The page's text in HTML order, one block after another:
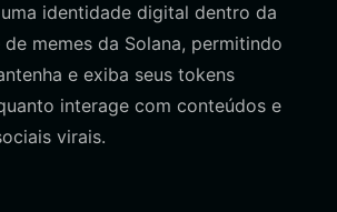
identidade digital dentro da
memes da Solana, permitindo
e exiba seus tokens
interage com conteúdos e
virais.